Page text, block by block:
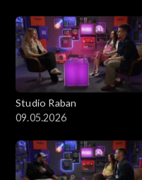
Studio Raban
09.05.2026